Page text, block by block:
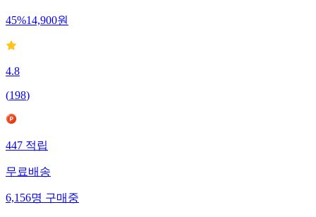
45%14,900원
4.8
(198)
447 적립
무료배송
6,156명 구매중